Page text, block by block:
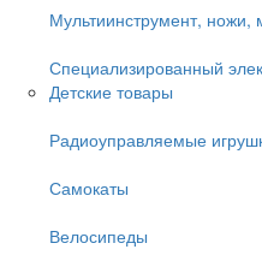
Мультиинструмент, ножи,
Специализированный
Детские товары
Радиоуправляемые
Самокаты
Велосипеды